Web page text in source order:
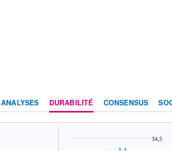
ANALYSES DURABILITÉ CONSENSUS
34,5